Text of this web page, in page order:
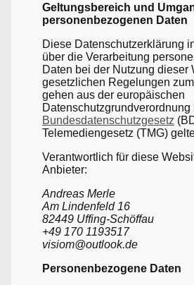
Geltungsbereich und
personenbezogenen Daten
Diese Datenschutzerklärung
über die Verarbeitung
Daten bei der Nutzung dieser
gesetzlichen Regelungen
gehen aus der europäischen
Datenschutzgrundverordnung
Bundesdatenschutzgesetz
Telemediengesetz (TMG)
Verantwortlich für diese
Anbieter:
Andreas Merle
Am Lindenfeld 16
82449 Uffing-Schöffau
+49 170 1193517
visiom@outlook.de
Personenbezogene Daten